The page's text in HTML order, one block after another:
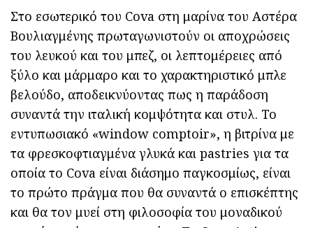
Στο εσωτερικό του Cova στη μαρίνα του Αστέρα
Βουλιαγμένης πρωταγωνιστούν οι αποχρώσεις
του λευκού και του μπεζ, οι λεπτομέρειες από
ξύλο και μάρμαρο και το χαρακτηριστικό μπλε
βελούδο, αποδεικνύοντας πως η παράδοση
συναντά την ιταλική κομψότητα και στυλ. Το
εντυπωσιακό «window comptoir», η βιτρίνα με
τα φρεσκοφτιαγμένα γλυκά και pastries για τα
οποία το Cova είναι διάσημο παγκοσμίως, είναι
το πρώτο πράγμα που θα συναντά ο επισκέπτης
και θα τον μυεί στη φιλοσοφία του μοναδικού